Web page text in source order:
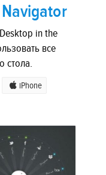
in the
все
стола.
iPhone